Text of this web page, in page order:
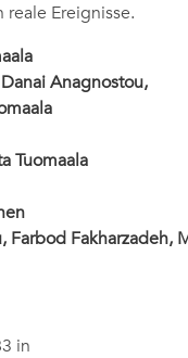
reale Ereignisse.
Anagnostou,
Tuomaala
Farbod Fakharzadeh,
in